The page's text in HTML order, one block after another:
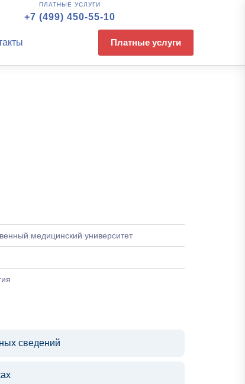
ПЛАТНЫЕ УСЛУГИ
+7 (499) 450-55-10
Платные услуги
медицинский университет
сведений